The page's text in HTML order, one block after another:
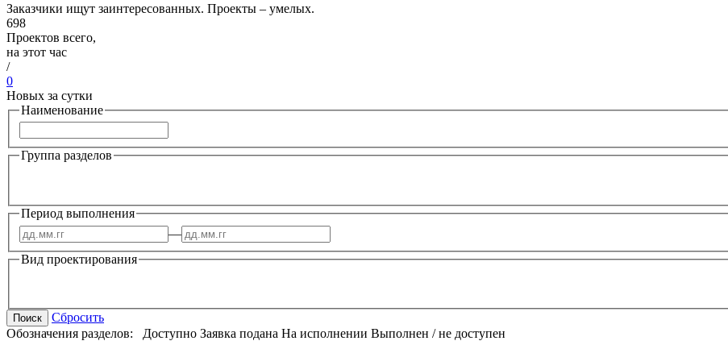
Заказчики ищут заинтересованных. Проекты – умелых.
698
Проектов всего,
на этот час
/
0
Новых за сутки
Наименование
Группа разделов
—
Период выполнения
Вид проектирования
Поиск
Сбросить
Обозначения разделов: Доступно Заявка подана На исполнении Выполнен / не доступен